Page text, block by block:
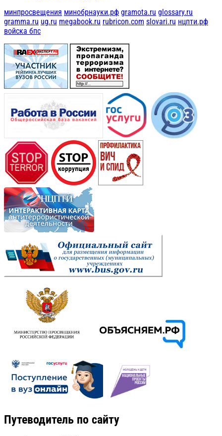
минпросвещения минобрнауки.рф gramota.ru glossary.ru
gramma.ru ug.ru megabook.ru rubricon.com slovari.ru нцпти.рф
войска бпс
Путеводитель по сайту